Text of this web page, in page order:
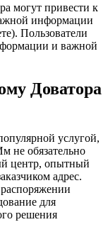
могут привести к
информации
Пользователи
и важной
Доватора
услугой,
не обязательно
центр, опытный
адрес.
для
решения